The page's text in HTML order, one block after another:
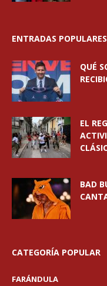
ENTRADAS POPULARES
QUÉ
EL
BAD
CATEGORÍA POPULAR
FARÁNDULA